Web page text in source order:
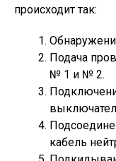
происходит так:
Подача
№ 1 и № 2.
кабель